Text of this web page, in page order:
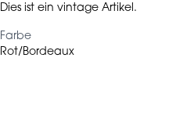
Dies ist ein vintage Artikel.
Farbe
Rot/Bordeaux